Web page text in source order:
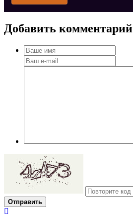
Добавить комментарий
Отправить